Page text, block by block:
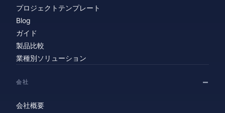
プロジェクトテンプレート
Blog
ガイド
製品比較
業種別ソリューション
会社
会社概要